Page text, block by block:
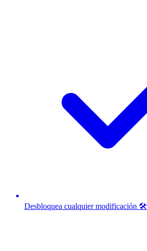
Desbloquea cualquier modificación 🛠️